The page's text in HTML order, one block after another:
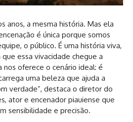
anos, a mesma história. Mas ela
é única porque somos
o público. É uma história viva,
essa vivacidade chegue a
nos oferece o cenário ideal: é
uma beleza que ajuda a
verdade”, destaca o diretor do
ator e encenador piauiense que
sensibilidade e precisão.